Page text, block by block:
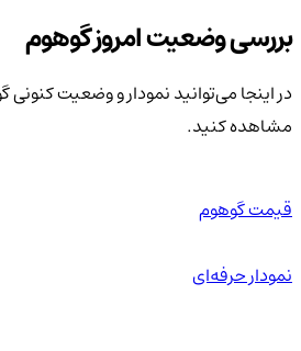
بررسی وضعیت امروز گوهوم
در اینجا می‌توانید نمودار و وضعیت کنونی
مشاهده کنید.
قیمت گوهوم
نمودار حرفه‌ای